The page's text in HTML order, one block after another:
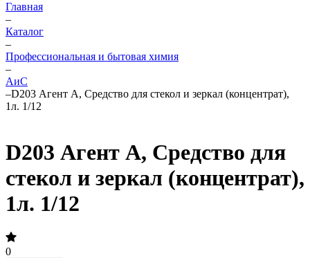
Главная
–
Каталог
–
Профессиональная и бытовая химия
–
АиС
–D203 Агент А, Средство для стекол и зеркал (концентрат),
1л. 1/12
D203 Агент А, Средство для
стекол и зеркал (концентрат),
1л. 1/12
0